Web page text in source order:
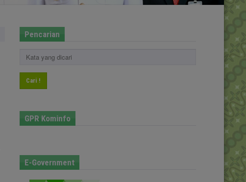
Pencarian
Cari !
GPR Kominfo
E-Government